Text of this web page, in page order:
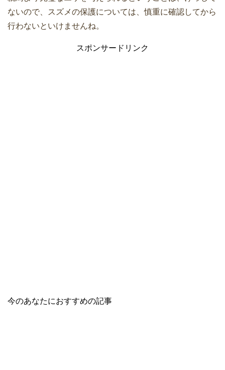
ないので、スズメの保護については、慎重に確認してから
行わないといけませんね。
スポンサードリンク
今のあなたにおすすめの記事